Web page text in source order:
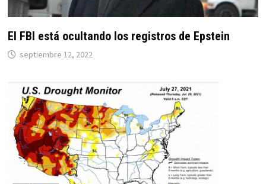
El FBI está ocultando los registros de Epstein
septiembre 12, 2022